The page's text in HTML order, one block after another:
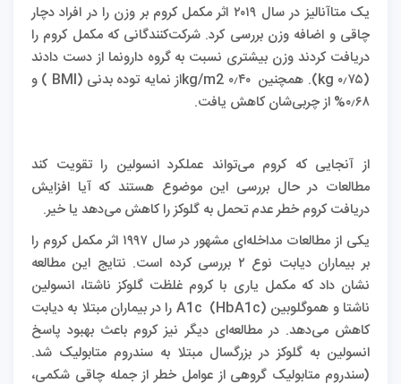
یک متاآنالیز در سال ۲۰۱۹ اثر مکمل کروم بر وزن را در افراد دچار
چاقی و اضافه وزن بررسی کرد. شرکت‌کنندگانی که مکمل کروم را
دریافت ‌کردند وزن بیشتری نسبت به گروه دارونما از دست دادند
(۰٫۷۵ kg). همچنین ۰٫۴۰ kg/m2از نمایه توده بدنی‌ (BMI ) و
۰٫۶۸% از چربی‌شان کاهش یافت.
از آنجایی که کروم می‌تواند عملکرد انسولین را تقویت ‌کند
مطالعات در حال بررسی این موضوع هستند که آیا افزایش
دریافت کروم خطر عدم تحمل به گلوکز را کاهش می‌دهد یا خیر.
یکی از مطالعات مداخله‌ای مشهور در سال ۱۹۹۷ اثر مکمل کروم را
بر بیماران دیابت نوع ۲ بررسی کرده است. نتایج این مطالعه
نشان داد که مکمل یاری با کروم غلظت گلوکز ناشتا، انسولین
ناشتا و هموگلوبین A1c (HbA1c) را در بیماران مبتلا به دیابت
کاهش می‌دهد. در مطالعه‌ای دیگر نیز کروم باعث بهبود پاسخ
انسولین به گلوکز در بزرگسال مبتلا به سندروم متابولیک شد.
(سندروم متابولیک گروهی از عوامل خطر از جمله چاقی شکمی،